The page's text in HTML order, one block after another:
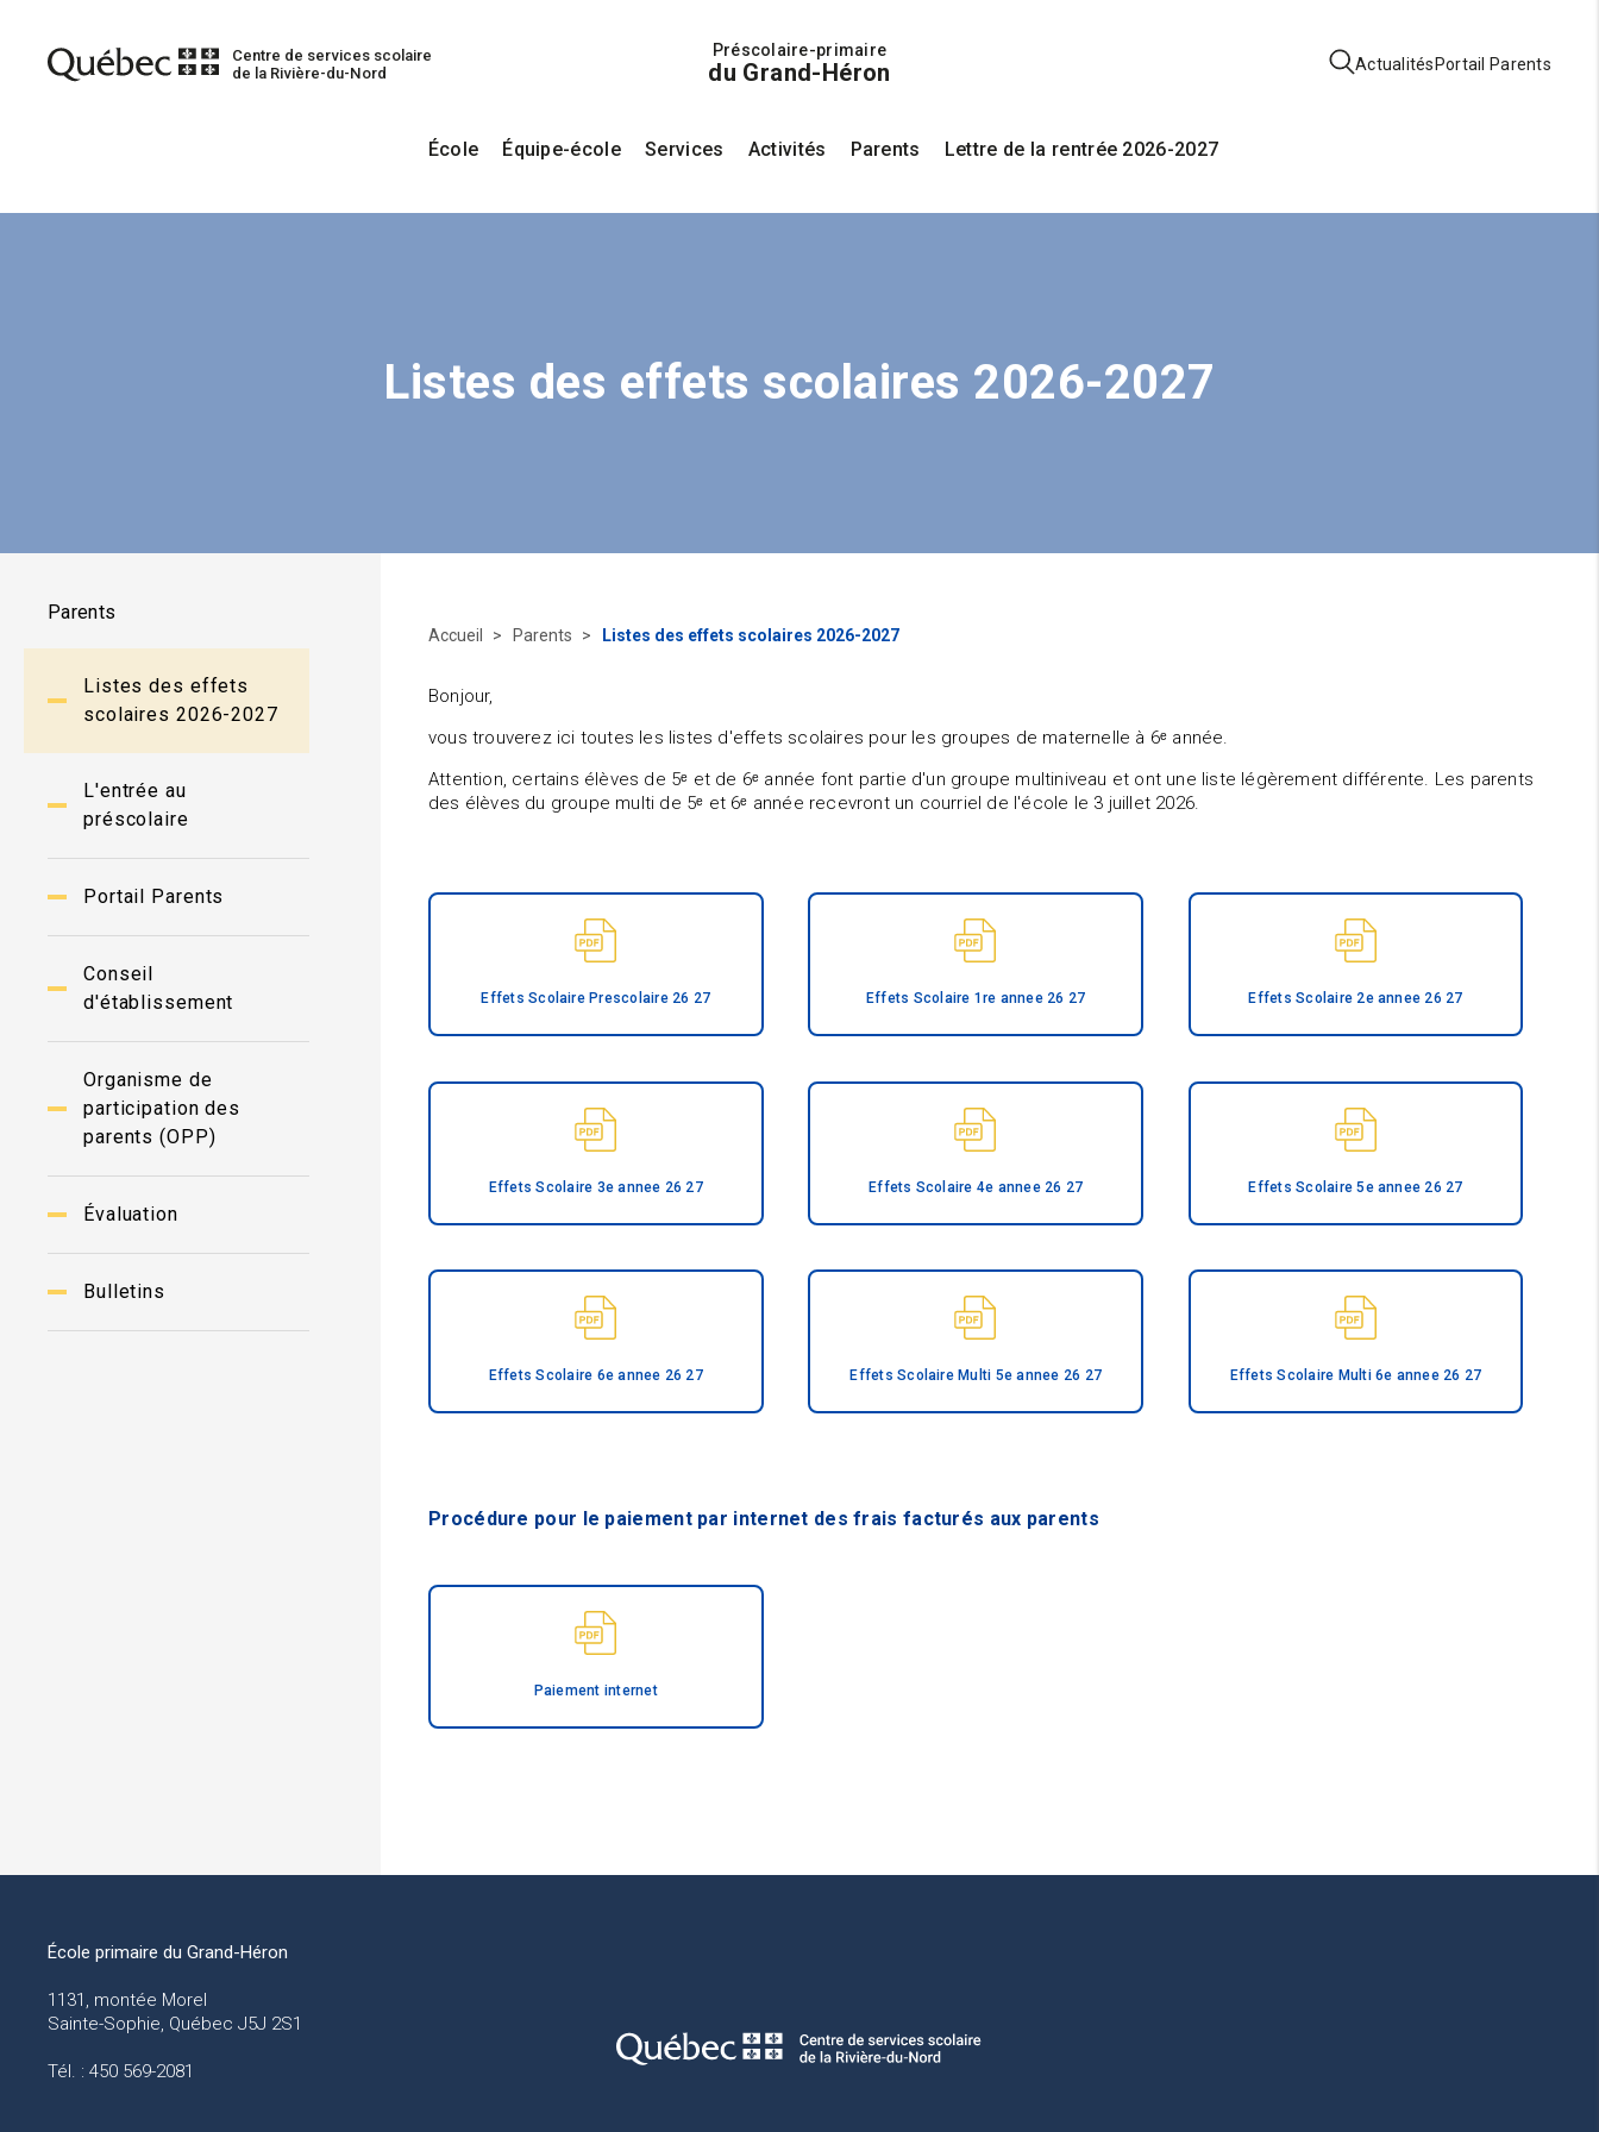
Centre de services scolaire
de la Rivière-du-Nord
Préscolaire-primaire
du Grand-Héron Actualités Portail Parents
École Équipe-école Services Activités Parents Lettre de la rentrée 2026-2027
Listes des effets scolaires 2026-2027
Parents
Listes des effets
scolaires 2026-2027
L'entrée au
préscolaire
Portail Parents
Conseil
d'établissement
Organisme de
participation des
parents (OPP)
Évaluation
Bulletins
Accueil Parents Listes des effets scolaires 2026-2027
Bonjour,
vous trouverez ici toutes les listes d'effets scolaires pour les groupes de maternelle à 6ᵉ année.
Attention, certains élèves de 5ᵉ et de 6ᵉ année font partie d'un groupe multiniveau et ont une liste légèrement différente. Les parents
des élèves du groupe multi de 5ᵉ et 6ᵉ année recevront un courriel de l'école le 3 juillet 2026.
Effets Scolaire Prescolaire 26 27 Effets Scolaire 1re annee 26 27 Effets Scolaire 2e annee 26 27
Effets Scolaire 3e annee 26 27 Effets Scolaire 4e annee 26 27 Effets Scolaire 5e annee 26 27
Effets Scolaire 6e annee 26 27 Effets Scolaire Multi 5e annee 26 27 Effets Scolaire Multi 6e annee 26 27
Procédure pour le paiement par internet des frais facturés aux parents
Paiement internet
École primaire du Grand-Héron
1131, montée Morel
Sainte-Sophie, Québec J5J 2S1
Tél. : 450 569-2081